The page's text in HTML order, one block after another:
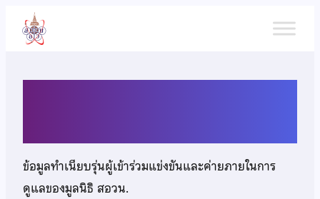
เนื้อหา
ข้อมูลทำเนียบรุ่นผู้เข้าร่วมแข่งขันและค่ายภายในการ
ดูแลของมูลนิธิ สอวน.